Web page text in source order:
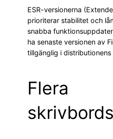
ESR-versionerna
prioriterar stabilitet och
snabba
ha senaste versionen av
tillgänglig i
Flera